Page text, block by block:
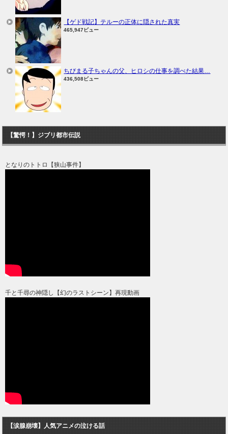
【ゲド戦記】テルーの正体に隠された真実
465,947ビュー
ちびまる子ちゃんの父、ヒロシの仕事を調べた結果…
436,508ビュー
【驚愕！】ジブリ都市伝説
となりのトトロ【狭山事件】
千と千尋の神隠し【幻のラストシーン】再現動画
【涙腺崩壊】人気アニメの泣ける話